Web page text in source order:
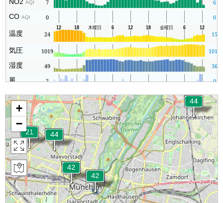
AQI 7 6
COAQI 0 0
温度 24 15
気圧 1019 1012
湿度 49 36
風 2 0
+
−